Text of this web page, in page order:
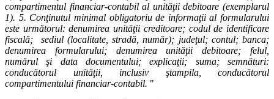
compartimentul financiar-contabil al unităţii debitoare (exemplarul
1). 5. Conţinutul minimal obligatoriu de informaţii al formularului
este următorul: denumirea unităţii creditoare; codul de identificare
fiscală; sediul (localitate, stradă, număr); judeţul; contul; banca;
denumirea formularului; denumirea unităţii debitoare; felul,
numărul şi data documentului; explicaţii; suma; semnături:
conducătorul unităţii, inclusiv ştampila, conducătorul
compartimentului financiar-contabil. "